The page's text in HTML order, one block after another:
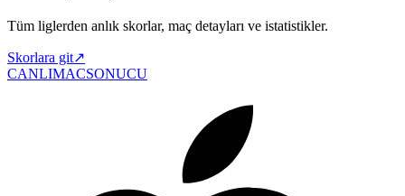
Tüm liglerden anlık skorlar, maç detayları ve istatistikler.
Skorlara git↗
CANLIMACSONUCU